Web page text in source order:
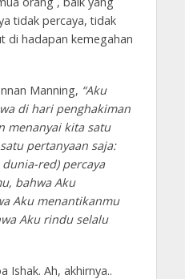
tidak percaya, tidak
di hadapan kemegahan
Manning, “Aku
di hari penghakiman
menanyai kita satu
pertanyaan saja:
red) percaya
bahwa Aku
Aku menantikanmu
Aku rindu selalu
Ishak. Ah, akhirnya..